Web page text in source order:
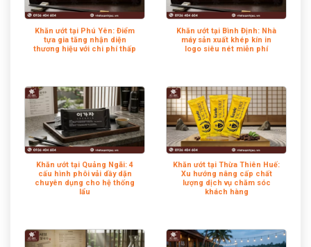
Khăn ướt tại Phú Yên: Điểm
tựa gia tăng nhận diện
thương hiệu với chi phí thấp
Khăn ướt tại Bình Định: Nhà
máy sản xuất khép kín in
logo siêu nét miễn phí
Khăn ướt tại Quảng Ngãi: 4
cấu hình phôi vải dầy dặn
chuyên dụng cho hệ thống
lẩu
Khăn ướt tại Thừa Thiên Huế:
Xu hướng nâng cấp chất
lượng dịch vụ chăm sóc
khách hàng